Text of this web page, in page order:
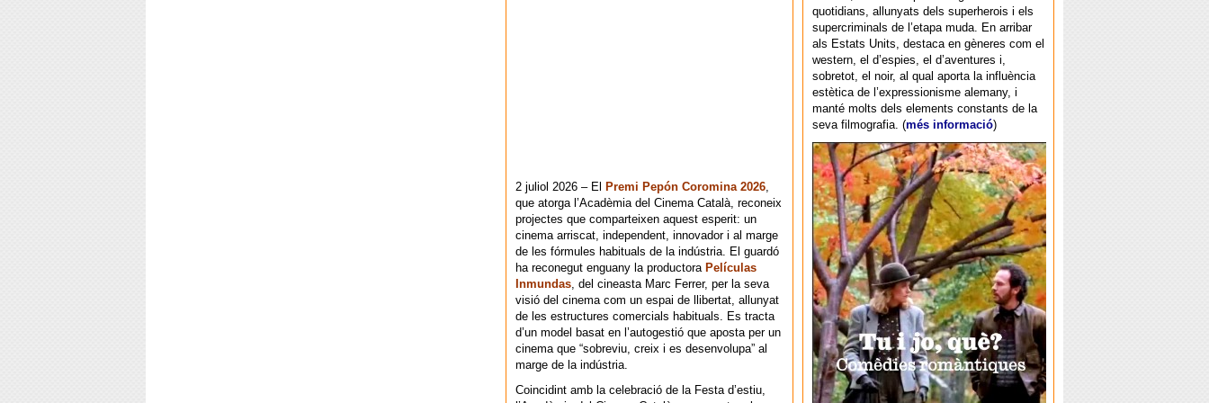
quotidians, allunyats dels superherois i els
supercriminals de l’etapa muda. En arribar
als Estats Units, destaca en gèneres com el
western, el d’espies, el d’aventures i,
sobretot, el noir, al qual aporta la influència
estètica de l’expressionisme alemany, i
manté molts dels elements constants de la
seva filmografia. (més informació)
2 juliol 2026 – El Premi Pepón Coromina 2026,
que atorga l’Acadèmia del Cinema Català, reconeix
projectes que comparteixen aquest esperit: un
cinema arriscat, independent, innovador i al marge
de les fórmules habituals de la indústria. El guardó
ha reconegut enguany la productora Películas
Inmundas, del cineasta Marc Ferrer, per la seva
visió del cinema com un espai de llibertat, allunyat
de les estructures comercials habituals. Es tracta
d’un model basat en l’autogestió que aposta per un
cinema que “sobreviu, creix i es desenvolupa” al
marge de la indústria.
Coincidint amb la celebració de la Festa d’estiu,